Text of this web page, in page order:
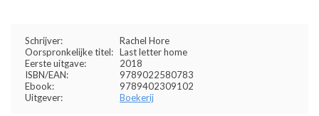
Schrijver:
Rachel Hore
Oorspronkelijke titel: Last letter home
Eerste uitgave:
2018
ISBN/EAN:
9789022580783
Ebook:
9789402309102
Uitgever:
Boekerij